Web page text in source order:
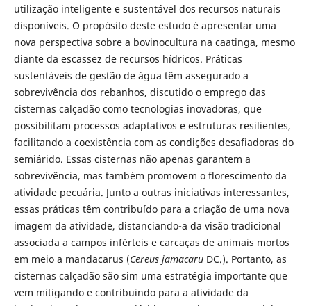
utilização inteligente e sustentável dos recursos naturais
disponíveis. O propósito deste estudo é apresentar uma
nova perspectiva sobre a bovinocultura na caatinga, mesmo
diante da escassez de recursos hídricos. Práticas
sustentáveis de gestão de água têm assegurado a
sobrevivência dos rebanhos, discutido o emprego das
cisternas calçadão como tecnologias inovadoras, que
possibilitam processos adaptativos e estruturas resilientes,
facilitando a coexistência com as condições desafiadoras do
semiárido. Essas cisternas não apenas garantem a
sobrevivência, mas também promovem o florescimento da
atividade pecuária. Junto a outras iniciativas interessantes,
essas práticas têm contribuído para a criação de uma nova
imagem da atividade, distanciando-a da visão tradicional
associada a campos inférteis e carcaças de animais mortos
em meio a mandacarus (Cereus jamacaruDC.). Portanto, as
cisternas calçadão são sim uma estratégia importante que
vem mitigando e contribuindo para a atividade da